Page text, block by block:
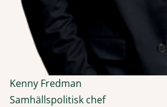
Kenny Fredman
Samhällspolitisk chef